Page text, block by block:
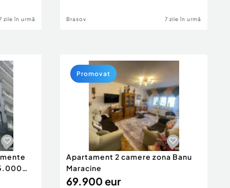
zile în urmă Brasov 7 zile în urmă
Apartament 2 camere zona Banu
Maracine
69.900 eur
Promovat